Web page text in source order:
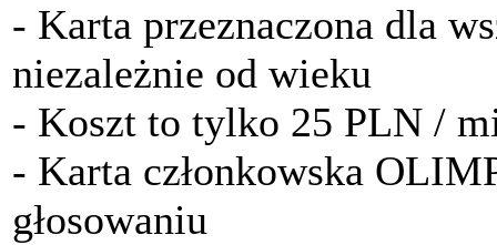
- Karta przeznaczona dla
niezależnie od wieku
- Koszt to tylko 25 PLN /
- Karta członkowska
głosowaniu